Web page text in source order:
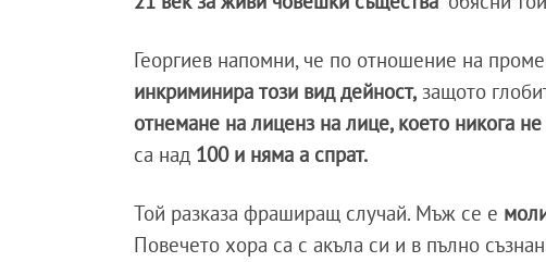
Георгиев напомни, че по отношение на
инкриминира този вид дейност, защото
отнемане на лиценз на лице, което никога
са над 100 и няма а спрат.
Той разказа фраширащ случай. Мъж се е
Повечето хора са с акъла си и в пълно